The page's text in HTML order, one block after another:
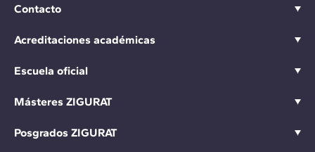
Contacto
Acreditaciones académicas
Escuela oficial
Másteres ZIGURAT
Posgrados ZIGURAT